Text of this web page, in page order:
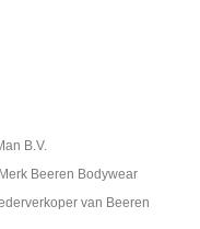
B.V.
Beeren Bodywear
van Beeren